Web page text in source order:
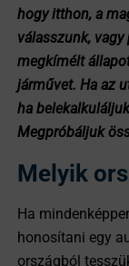
hogy itthon, a
válasszunk,
megkímélt
járművet. Ha az
ha
Megpróbáljuk
Melyik
Ha
honosítani egy
országból